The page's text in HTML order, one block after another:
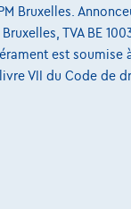
Bruxelles.
TVA BE
est
VII du Code de